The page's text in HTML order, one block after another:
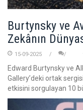
Burtynsky ve
Zekânın
15-09-2025
Edward Burtynsky ve
Gallery’deki ortak
etkisini sorgulayan 10